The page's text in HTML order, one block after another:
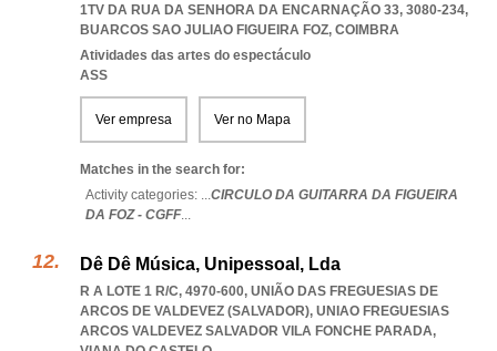
1TV DA RUA DA SENHORA DA ENCARNAÇÃO 33, 3080-234,
BUARCOS SAO JULIAO FIGUEIRA FOZ, COIMBRA
Atividades das artes do espectáculo
ASS
Ver empresa Ver no Mapa
Matches in the search for:
Activity categories: ...CIRCULO DA GUITARRA DA FIGUEIRA
DA FOZ - CGFF...
Dê Dê Música, Unipessoal, Lda
R A LOTE 1 R/C, 4970-600, UNIÃO DAS FREGUESIAS DE
ARCOS DE VALDEVEZ (SALVADOR), UNIAO FREGUESIAS
ARCOS VALDEVEZ SALVADOR VILA FONCHE PARADA,